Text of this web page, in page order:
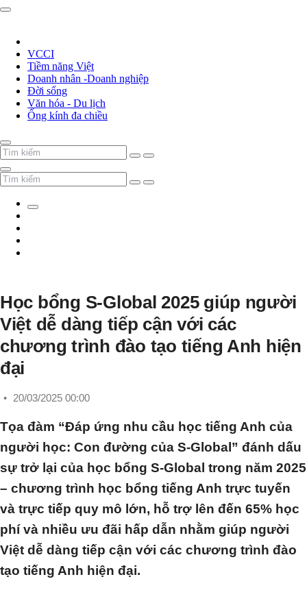
VCCI
Tiềm năng Việt
Doanh nhân -Doanh nghiệp
Đời sống
Văn hóa - Du lịch
Ống kính đa chiều
Học bổng S-Global 2025 giúp người
Việt dễ dàng tiếp cận với các
chương trình đào tạo tiếng Anh hiện
đại
• 20/03/2025 00:00
Tọa đàm “Đáp ứng nhu cầu học tiếng Anh của
người học: Con đường của S-Global” đánh dấu
sự trở lại của học bổng S-Global trong năm 2025
– chương trình học bổng tiếng Anh trực tuyến
và trực tiếp quy mô lớn, hỗ trợ lên đến 65% học
phí và nhiều ưu đãi hấp dẫn nhằm giúp người
Việt dễ dàng tiếp cận với các chương trình đào
tạo tiếng Anh hiện đại.